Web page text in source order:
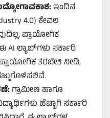
ಇಂದಿನ
4.0) ಕೇವಲ
ಪ್ರಾಯೋಗಿಕ
ಈ AI ಲ್ಯಾಬ್‌ಗಳು ಸರ್ಕಾರಿ
ತರಬೇತಿ ನೀಡಿ,
ಗ್ರಾಮೀಣ ಹಾಗೂ
ಹೆಚ್ಚಾಗಿ ಸರ್ಕಾರಿ